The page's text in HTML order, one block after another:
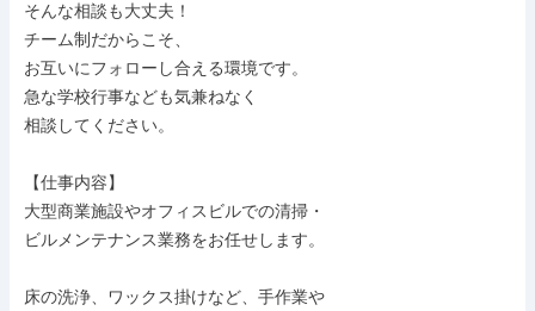
そんな相談も大丈夫！
チーム制だからこそ、
お互いにフォローし合える環境です。
急な学校行事なども気兼ねなく
相談してください。
【仕事内容】
大型商業施設やオフィスビルでの清掃・
ビルメンテナンス業務をお任せします。
床の洗浄、ワックス掛けなど、手作業や